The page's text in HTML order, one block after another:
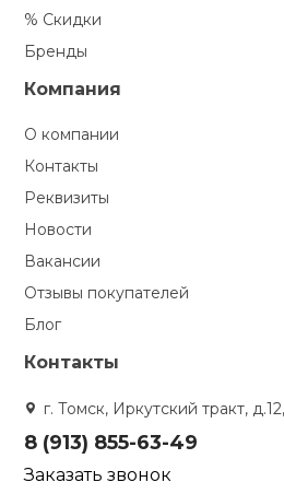
% Скидки
Бренды
Компания
О компании
Контакты
Реквизиты
Новости
Вакансии
Отзывы покупателей
Блог
Контакты
г. Томск, Иркутский тракт,
8 (913) 855-63-49
Заказать звонок